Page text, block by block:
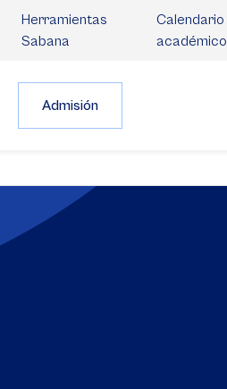
Herramientas
Sabana
Calendario
académico
Admisión